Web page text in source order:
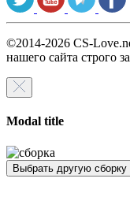
©2014-2026 CS-
нашего сайта строго
Modal title
Выбрать другую сборку